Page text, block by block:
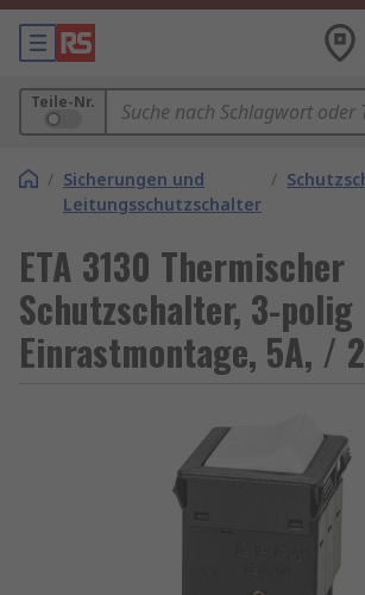
Teile-Nr.
/ Sicherungen und
Leitungsschutzschalter
/
ETA 3130 Thermischer
Schutzschalter, 3-polig
Einrastmontage, 5A, /